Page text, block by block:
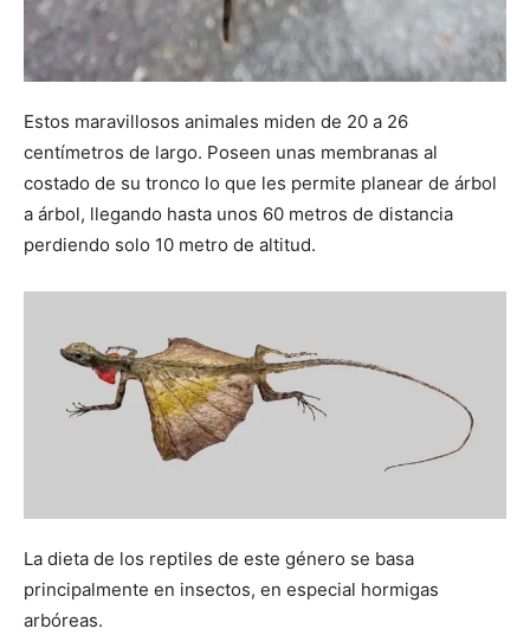
Estos maravillosos animales miden de 20 a 26
centímetros de largo. Poseen unas membranas al
costado de su tronco lo que les permite planear de árbol
a árbol, llegando hasta unos 60 metros de distancia
perdiendo solo 10 metro de altitud.
La dieta de los reptiles de este género se basa
principalmente en insectos, en especial hormigas
arbóreas.